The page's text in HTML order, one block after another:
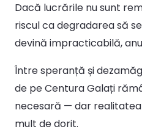
Dacă lucrările nu sunt
riscul ca degradarea să
devină impracticabilă,
Între speranță și
de pe Centura Galați
necesară — dar
mult de dorit.